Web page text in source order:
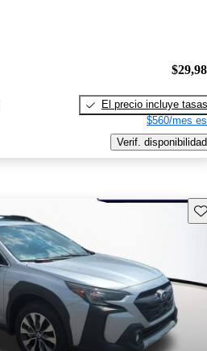
El precio incluye tasas
$560/mes
Verif. disponibilidad